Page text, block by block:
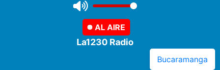
Descargar App Android
Desarrollado por: www.asiserver.com
AL AIRE
La1230 Radio
Bucaramanga